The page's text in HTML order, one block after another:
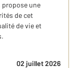
propose une
de cet
de vie et
02 juillet 2026